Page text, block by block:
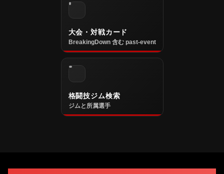
大会・対戦カード
BreakingDown 含む past-event
格闘技ジム検索
ジムと所属選手